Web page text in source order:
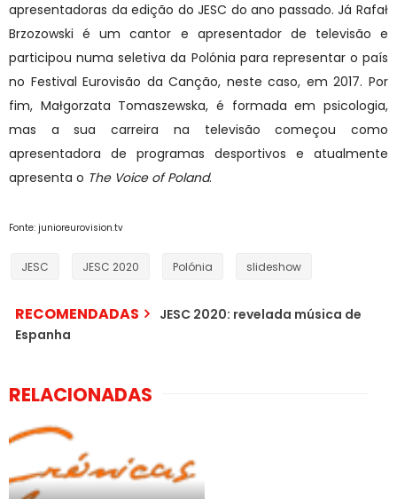
apresentadoras da edição do JESC do ano passado. Já Rafał
Brzozowski é um cantor e apresentador de televisão e
participou numa seletiva da Polónia para representar o país
no Festival Eurovisão da Canção, neste caso, em 2017. Por
fim, Małgorzata Tomaszewska, é formada em psicologia,
mas a sua carreira na televisão começou como
apresentadora de programas desportivos e atualmente
apresenta o The Voice of Poland.
Fonte: junioreurovision.tv
JESC JESC 2020 Polónia slideshow
RECOMENDADAS
JESC 2020: revelada música de
Espanha
RELACIONADAS